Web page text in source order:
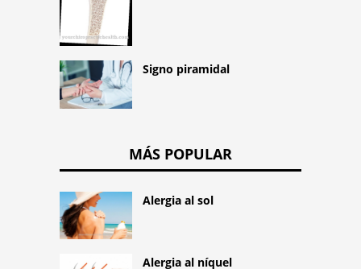
Signo piramidal
MÁS POPULAR
Alergia al sol
Alergia al níquel